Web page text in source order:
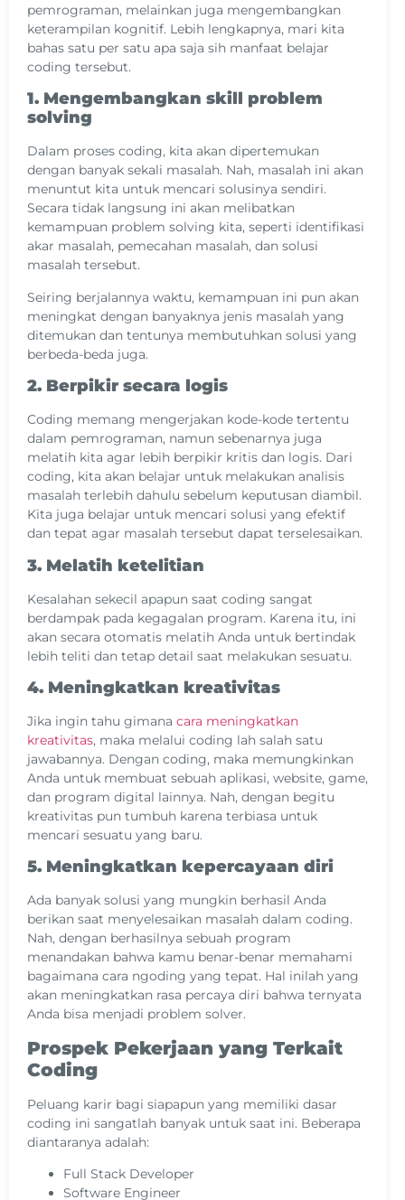
pemrograman, melainkan juga mengembangkan
keterampilan kognitif. Lebih lengkapnya, mari kita
bahas satu per satu apa saja sih manfaat belajar
coding tersebut.
1. Mengembangkan skill problem
solving
Dalam proses coding, kita akan dipertemukan
dengan banyak sekali masalah. Nah, masalah ini akan
menuntut kita untuk mencari solusinya sendiri.
Secara tidak langsung ini akan melibatkan
kemampuan problem solving kita, seperti identifikasi
akar masalah, pemecahan masalah, dan solusi
masalah tersebut.
Seiring berjalannya waktu, kemampuan ini pun akan
meningkat dengan banyaknya jenis masalah yang
ditemukan dan tentunya membutuhkan solusi yang
berbeda-beda juga.
2. Berpikir secara logis
Coding memang mengerjakan kode-kode tertentu
dalam pemrograman, namun sebenarnya juga
melatih kita agar lebih berpikir kritis dan logis. Dari
coding, kita akan belajar untuk melakukan analisis
masalah terlebih dahulu sebelum keputusan diambil.
Kita juga belajar untuk mencari solusi yang efektif
dan tepat agar masalah tersebut dapat terselesaikan.
3. Melatih ketelitian
Kesalahan sekecil apapun saat coding sangat
berdampak pada kegagalan program. Karena itu, ini
akan secara otomatis melatih Anda untuk bertindak
lebih teliti dan tetap detail saat melakukan sesuatu.
4. Meningkatkan kreativitas
Jika ingin tahu gimana cara meningkatkan
kreativitas, maka melalui coding lah salah satu
jawabannya. Dengan coding, maka memungkinkan
Anda untuk membuat sebuah aplikasi, website, game,
dan program digital lainnya. Nah, dengan begitu
kreativitas pun tumbuh karena terbiasa untuk
mencari sesuatu yang baru.
5. Meningkatkan kepercayaan diri
Ada banyak solusi yang mungkin berhasil Anda
berikan saat menyelesaikan masalah dalam coding.
Nah, dengan berhasilnya sebuah program
menandakan bahwa kamu benar-benar memahami
bagaimana cara ngoding yang tepat. Hal inilah yang
akan meningkatkan rasa percaya diri bahwa ternyata
Anda bisa menjadi problem solver.
Prospek Pekerjaan yang Terkait
Coding
Peluang karir bagi siapapun yang memiliki dasar
coding ini sangatlah banyak untuk saat ini. Beberapa
diantaranya adalah:
Full Stack Developer
Software Engineer